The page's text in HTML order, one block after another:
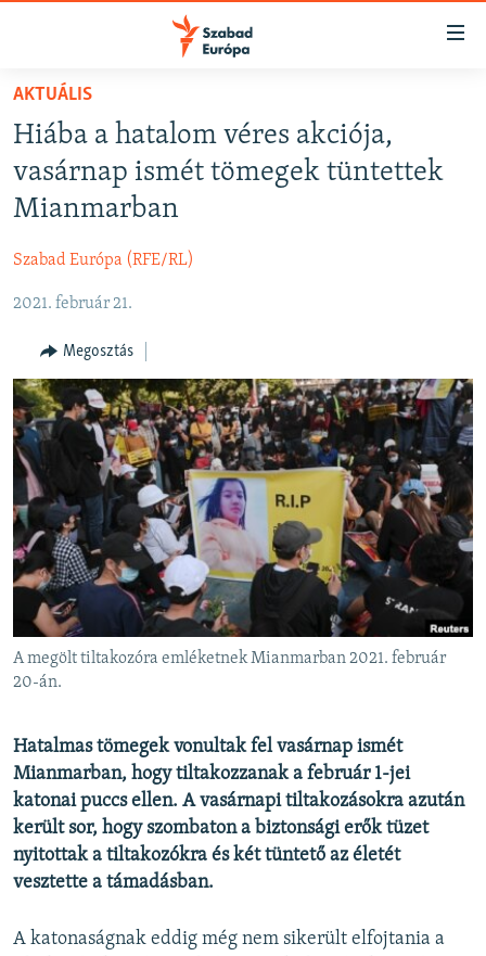
Akadálymentes
Ugrás
fő
oldalra
Ugrás
tartalomjegyzékre
NAPIRENDEN
AKTUÁLIS
PODCASTOK
ELEMZŐ
NER15
SZABADON
TÁRSADALOM
DEMOKRÁCIA
A PÉNZ NYOMÁBAN
EURÓPAI UNIÓ
VILÁG
KLÍMAVÁLTOZÁS
A MÚLT TANULSÁGAI
KÖVESSEN MINKET!
Valamennyi RFE/RL weboldal
AKTUÁLIS
Hiába a hatalom véres akciója,
vasárnap ismét tömegek tüntettek
Mianmarban
Szabad Európa (RFE/RL)
2021. február 21.
Megosztás
A megölt tiltakozóra emléketnek Mianmarban 2021. február
20-án.
Hatalmas tömegek vonultak fel vasárnap ismét
Mianmarban, hogy tiltakozzanak a február 1-jei
katonai puccs ellen. A vasárnapi tiltakozásokra azután
került sor, hogy szombaton a biztonsági erők tüzet
nyitottak a tiltakozókra és két tüntető az életét
vesztette a támadásban.
A katonaságnak eddig még nem sikerült elfojtania a
FELIRATKOZÁS
Spotify